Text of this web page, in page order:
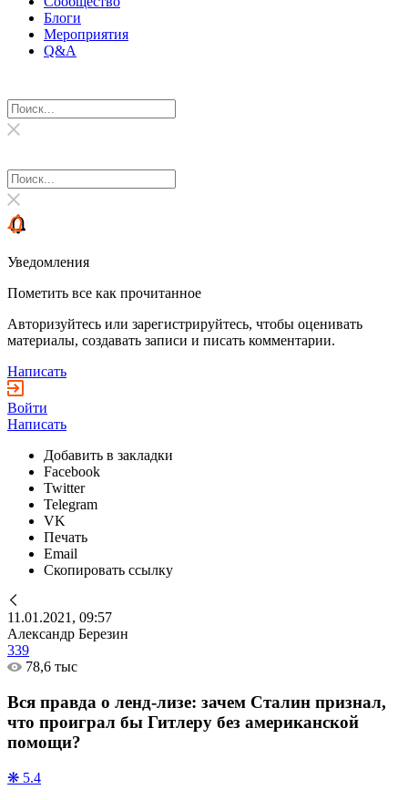
Блоги
Мероприятия
Q&A
Уведомления
Пометить все как прочитанное
Авторизуйтесь или зарегистрируйтесь, чтобы оценивать
материалы, создавать записи и писать комментарии.
Написать
Войти
Написать
Добавить в закладки
Facebook
Twitter
Telegram
VK
Печать
Email
Скопировать ссылку
11.01.2021, 09:57
Александр Березин
339
78,6 тыс
Вся правда о ленд-лизе: зачем Сталин признал,
что проиграл бы Гитлеру без американской
помощи?
❋ 5.4